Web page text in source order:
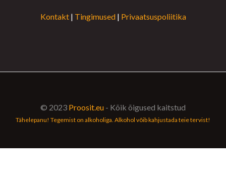
Kontakt| Tingimused| Privaatsuspoliitika
© 2023 Proosit.eu - Kõik õigused kaitstud
Tähelepanu! Tegemist on alkoholiga. Alkohol võib kahjustada teie tervist!